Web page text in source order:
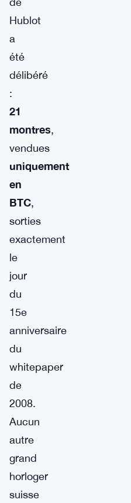
Hublot
a
été
délibéré
:
21
montres,
vendues
uniquement
en
BTC,
sorties
exactement
le
jour
du
15e
anniversaire
du
whitepaper
de
2008.
Aucun
autre
grand
horloger
suisse